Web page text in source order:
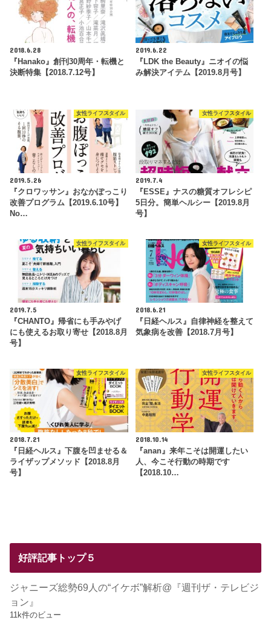
2018.6.28
『Hanako』創刊30周年・転機と
決断特集【2018.7.12号】
2019.6.22
『LDK the Beauty』ニオイの悩
み解決アイテム【2019.8月号】
女性ライフスタイル
2019.5.26
『クロワッサン』おなかぽっこり
改善プログラム【2019.6.10号】
No…
女性ライフスタイル
2019.7.4
『ESSE』ナスの糖質オフレシピ
5日分。簡単ヘルシー【2019.8月
号】
女性ライフスタイル
2019.7.5
『CHANTO』帰省にも手みやげ
にも使えるお取り寄せ【2018.8月
号】
女性ライフスタイル
2018.6.21
『日経ヘルス』自律神経を整えて
気象病を改善【2018.7月号】
女性ライフスタイル
2018.7.21
『日経ヘルス』下腹を凹ませる＆
ライザップメソッド【2018.8月
号】
女性ライフスタイル
2018.10.14
『anan』来年こそは開運したい
人、今こそ行動の時期です
【2018.10…
好評記事トップ５
ジャニーズ総勢69人の“イケボ”解析@『週刊ザ・テレビジ
ョン』
11k件のビュー